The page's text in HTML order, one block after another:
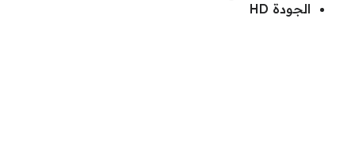
الجودة HD